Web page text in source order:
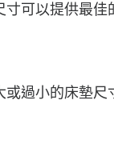
可以提供最
過小的床墊尺